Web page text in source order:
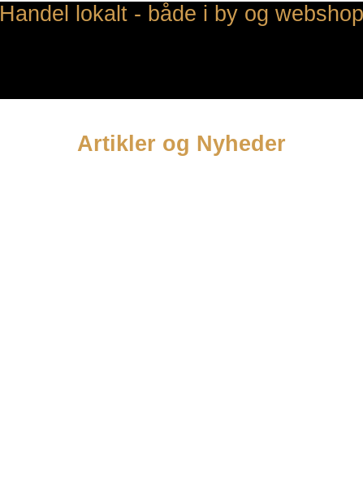
Handel lokalt - både i by og webshop
Artikler og Nyheder